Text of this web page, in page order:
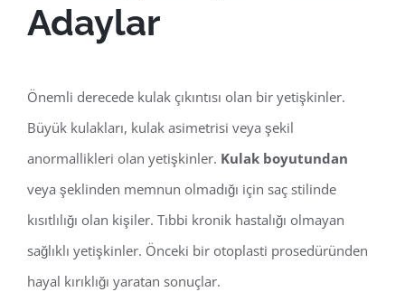
Adaylar
Önemli derecede kulak çıkıntısı olan bir yetişkinler.
Büyük kulakları, kulak asimetrisi veya şekil
anormallikleri olan yetişkinler. Kulak boyutundan
veya şeklinden memnun olmadığı için saç stilinde
kısıtlılığı olan kişiler. Tıbbi kronik hastalığı olmayan
sağlıklı yetişkinler. Önceki bir otoplasti prosedüründen
hayal kırıklığı yaratan sonuçlar.